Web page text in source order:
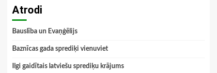
Atrodi
Bauslība un Evaņģēlijs
Baznīcas gada sprediķi vienuviet
Ilgi gaidītais latviešu sprediķu krājums